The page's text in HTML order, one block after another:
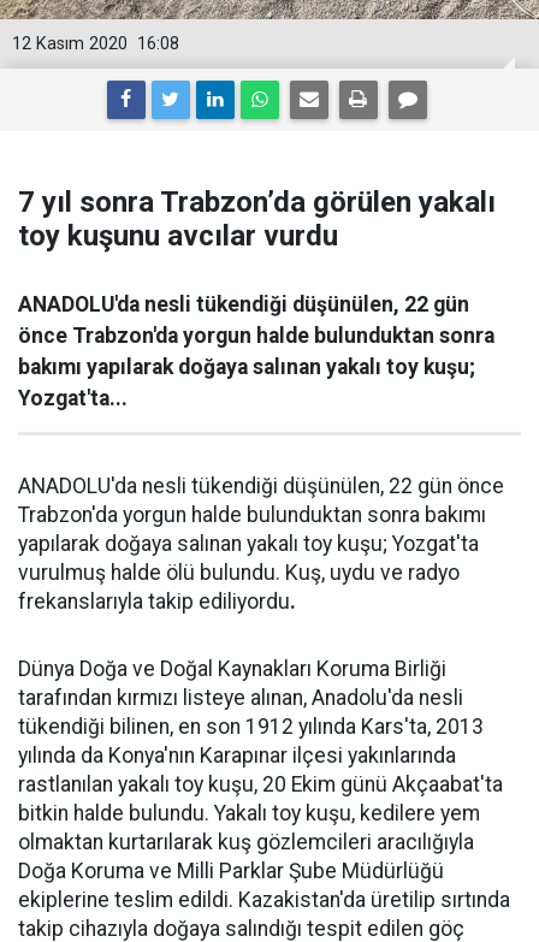
16:08
12 Kasım 2020
7 yıl sonra Trabzon’da görülen yakalı
toy kuşunu avcılar vurdu
ANADOLU'da nesli tükendiği düşünülen, 22 gün
önce Trabzon'da yorgun halde bulunduktan sonra
bakımı yapılarak doğaya salınan yakalı toy kuşu;
Yozgat'ta...
ANADOLU'da nesli tükendiği düşünülen, 22 gün önce
Trabzon'da yorgun halde bulunduktan sonra bakımı
yapılarak doğaya salınan yakalı toy kuşu; Yozgat'ta
vurulmuş halde ölü bulundu. Kuş, uydu ve radyo
frekanslarıyla takip ediliyordu.
Dünya Doğa ve Doğal Kaynakları Koruma Birliği
tarafından kırmızı listeye alınan, Anadolu'da nesli
tükendiği bilinen, en son 1912 yılında Kars'ta, 2013
yılında da Konya'nın Karapınar ilçesi yakınlarında
rastlanılan yakalı toy kuşu, 20 Ekim günü Akçaabat'ta
bitkin halde bulundu. Yakalı toy kuşu, kedilere yem
olmaktan kurtarılarak kuş gözlemcileri aracılığıyla
Doğa Koruma ve Milli Parklar Şube Müdürlüğü
ekiplerine teslim edildi. Kazakistan'da üretilip sırtında
takip cihazıyla doğaya salındığı tespit edilen göç